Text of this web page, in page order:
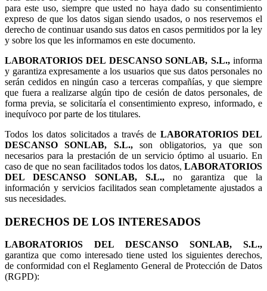
para este uso, siempre que usted no haya dado su consentimiento
expreso de que los datos sigan siendo usados, o nos reservemos el
derecho de continuar usando sus datos en casos permitidos por la ley
y sobre los que les informamos en este documento.
LABORATORIOS DEL DESCANSO SONLAB, S.L.,informa
y garantiza expresamente a los usuarios que sus datos personales no
serán cedidos en ningún caso a terceras compañías, y que siempre
que fuera a realizarse algún tipo de cesión de datos personales, de
forma previa, se solicitaría el consentimiento expreso, informado, e
inequívoco por parte de los titulares.
Todos los datos solicitados a través de LABORATORIOS DEL
DESCANSO SONLAB, S.L.,son obligatorios, ya que son
necesarios para la prestación de un servicio óptimo al usuario. En
caso de que no sean facilitados todos los datos, LABORATORIOS
DEL DESCANSO SONLAB, S.L.,no garantiza que la
información y servicios facilitados sean completamente ajustados a
sus necesidades.
DERECHOS DE LOS INTERESADOS
LABORATORIOS DEL DESCANSO SONLAB, S.L.,
garantiza que como interesado tiene usted los siguientes derechos,
de conformidad con el Reglamento General de Protección de Datos
(RGPD):